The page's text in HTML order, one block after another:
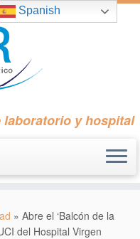
y hospital
» Abre el ‘Balcón de la
del Hospital Virgen
Spanish